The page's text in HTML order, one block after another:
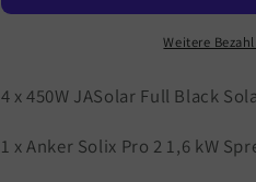
ANKER
Versand,
FullBlack
ANKER
SPEICHER
Versand,
FullBlack
Solarmodule
Weitere
4 x 450W JASolar Full Black
1 x Anker Solix Pro 2 1,6 kW